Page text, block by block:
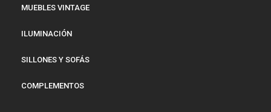
MUEBLES VINTAGE
ILUMINACIÓN
SILLONES Y SOFÁS
COMPLEMENTOS